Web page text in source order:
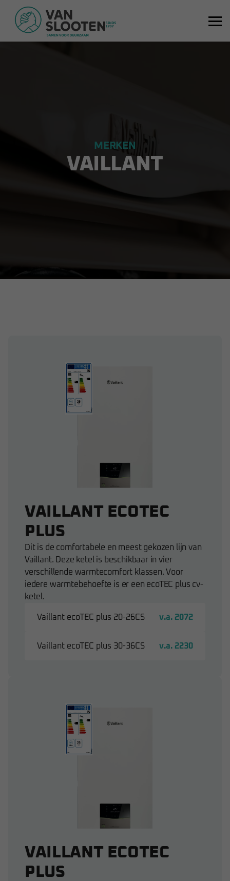
MERKEN
VAILLANT
VAILLANT ECOTEC
PLUS
Dit is de comfortabele en meest gekozen lijn van
Vaillant. Deze ketel is beschikbaar in vier
verschillende warmtecomfort klassen. Voor
iedere warmtebehoefte is er een ecoTEC plus cv-
ketel.
Vaillant ecoTEC plus 20-26CS v.a. 2072
Vaillant ecoTEC plus 30-36CS v.a. 2230
VAILLANT ECOTEC
PLUS